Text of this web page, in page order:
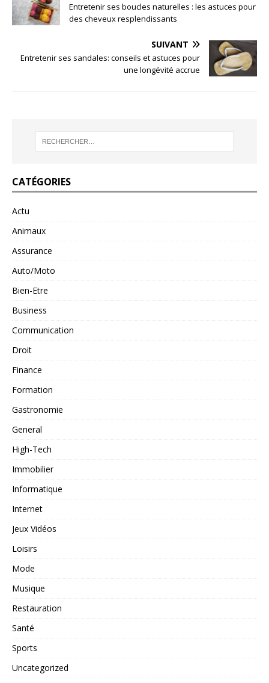
Entretenir ses boucles naturelles : les astuces pour
des cheveux resplendissants
SUIVANT
Entretenir ses sandales: conseils et astuces pour
une longévité accrue
CATÉGORIES
Actu
Animaux
Assurance
Auto/Moto
Bien-Etre
Business
Communication
Droit
Finance
Formation
Gastronomie
General
High-Tech
Immobilier
Informatique
Internet
Jeux Vidéos
Loisirs
Mode
Musique
Restauration
Santé
Sports
Uncategorized